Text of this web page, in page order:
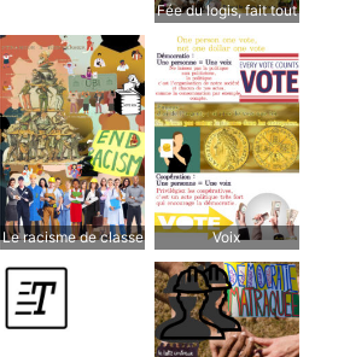
Fée du logis, fait tout
sans travailler
Le racisme de classe Voix